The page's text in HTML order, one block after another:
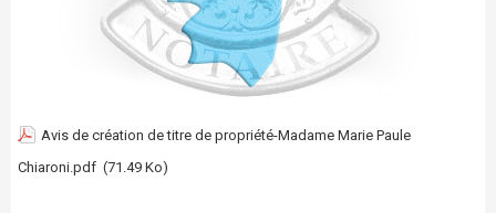
Avis de création de titre de propriété-Madame Marie Paule
Chiaroni.pdf (71.49 Ko)